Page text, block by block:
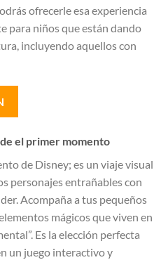
ofrecerle esa experiencia
para niños que están dando
incluyendo aquellos con
el primer momento
de Disney; es un viaje visual
personajes entrañables con
Acompaña a tus pequeños
mágicos que viven en
Es la elección perfecta
un juego interactivo y